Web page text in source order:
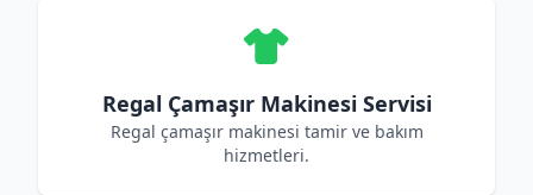
Regal Çamaşır Makinesi Servisi
Regal çamaşır makinesi tamir ve bakım
hizmetleri.